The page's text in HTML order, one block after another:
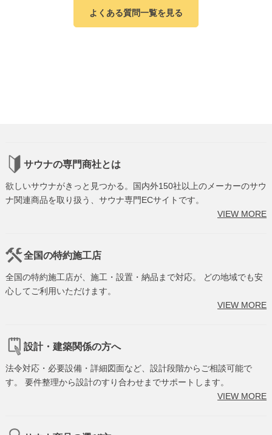
よくある質問一覧を見る
サウナの専門商社とは
欲しいサウナがきっと見つかる。国内外150社以上のメーカーのサウ
ナ関連商品を取り扱う、サウナ専門ECサイトです。
VIEW MORE
全国の特約施工店
全国の特約施工店が、施工・設置・納品まで対応。 どの地域でも安
心してご利用いただけます。
VIEW MORE
設計・建築関係の方へ
法令対応・必要設備・詳細図面など、設計段階からご相談可能で
す。 要件整理から設計のすり合わせまでサポートします。
VIEW MORE